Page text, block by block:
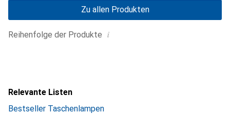
Reihenfolge der Produkte i
Zu allen Produkten
Relevante Listen
Bestseller Taschenlampen